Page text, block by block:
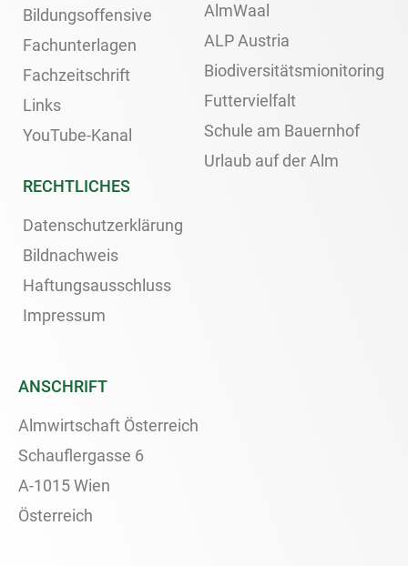
Bildungsoffensive
Fachunterlagen
Fachzeitschrift
Links
YouTube-Kanal
AlmWaal
ALP Austria
Biodiversitätsmionitoring
Futtervielfalt
Schule am Bauernhof
Urlaub auf der Alm
RECHTLICHES
Datenschutzerklärung
Bildnachweis
Haftungsausschluss
Impressum
ANSCHRIFT
Almwirtschaft Österreich
Schauflergasse 6
A-1015 Wien
Österreich